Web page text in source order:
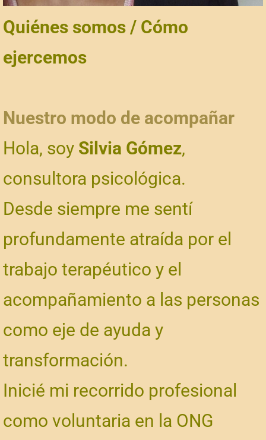
Quiénes somos / Cómo
ejercemos
Nuestro modo de acompañar
Hola, soy Silvia Gómez,
consultora psicológica.
Desde siempre me sentí
profundamente atraída por el
trabajo terapéutico y el
acompañamiento a las personas
como eje de ayuda y
transformación.
Inicié mi recorrido profesional
como voluntaria en la ONG